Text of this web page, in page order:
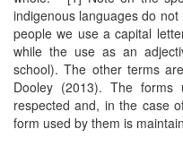
indigenous languages do
people we use a capital
while the use as an
school). The other terms
Dooley (2013). The
respected and, in the case
form used by them is